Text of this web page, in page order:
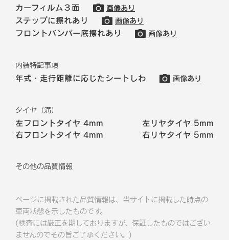
カーフィルム３面 画像あり
ステップに擦れあり 画像あり
フロントバンパー底擦れあり 画像あり
内装特記事項
年式・走行距離に応じたシートしわ 画像あり
タイヤ（溝）
左フロントタイヤ 4mm 左リヤタイヤ 5mm
右フロントタイヤ 4mm 右リヤタイヤ 5mm
その他の品質情報
ページに掲載された品質情報は、当サイトに掲載した時点の
車両状態を示したものです。
(検査には厳正を期しておりますが、保証したものではござい
ませんのでその旨ご了承ください。)